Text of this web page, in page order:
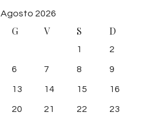
Agosto 2026
G V S D
1 2
6 7 8 9
13 14 15 16
20 21 22 23